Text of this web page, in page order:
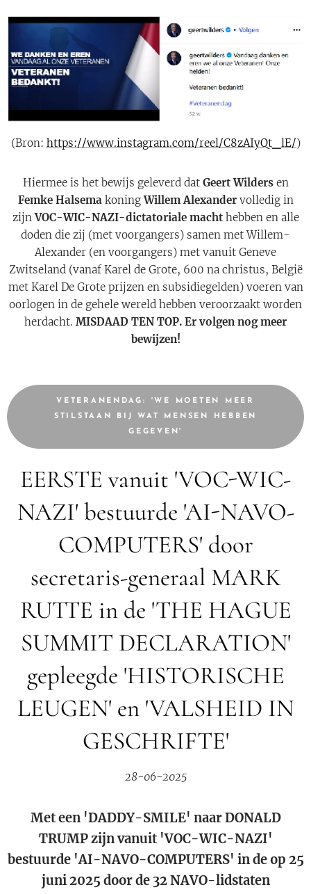
(Bron: https://www.instagram.com/reel/C8zAIyQt_lE/)
Hiermee is het bewijs geleverd dat Geert Wildersen
Femke HalsemakoningWillem Alexandervolledig in
zijnVOC-WIC-NAZI-dictatoriale machthebben en alle
doden die zij (met voorgangers) samen met Willem-
Alexander (en voorgangers) met vanuit Geneve
Zwitseland (vanaf Karel de Grote, 600 na christus, België
met Karel De Grote prijzen en subsidiegelden) voeren van
oorlogen in de gehele wereld hebben veroorzaakt worden
herdacht. MISDAAD TEN TOP. Er volgen nog meer
bewijzen!
VETERANENDAG: 'WE MOETEN MEER
STILSTAAN BIJ WAT MENSEN HEBBEN
GEGEVEN'
EERSTE vanuit 'VOC-WIC-
NAZI' bestuurde 'AI-NAVO-
COMPUTERS' door
secretaris-generaal MARK
RUTTE in de 'THE HAGUE
SUMMIT DECLARATION'
gepleegde 'HISTORISCHE
LEUGEN' en 'VALSHEID IN
GESCHRIFTE'
28-06-2025
Met een 'DADDY-SMILE' naar DONALD
TRUMP zijn vanuit 'VOC-WIC-NAZI'
bestuurde 'AI-NAVO-COMPUTERS' in de op 25
juni 2025 door de 32 NAVO-lidstaten